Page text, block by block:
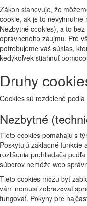
Zákon stanovuje, že
cookie, ak je to nevyhnutné
Nezbytné cookies), a to
oprávneného záujmu. Pre
potrebujeme váš súhlas,
kedykoľvek stiahnuť
Druhy
Cookies sú rozdelené
Nezbytné
Tieto cookies pomáhajú s
Poskytujú základné funkcie
rozlišenia prehliadača
súborov nemôže web
Tieto cookies môžu byť
vám nemusí zobrazovať
fungovať. Pokyny pre